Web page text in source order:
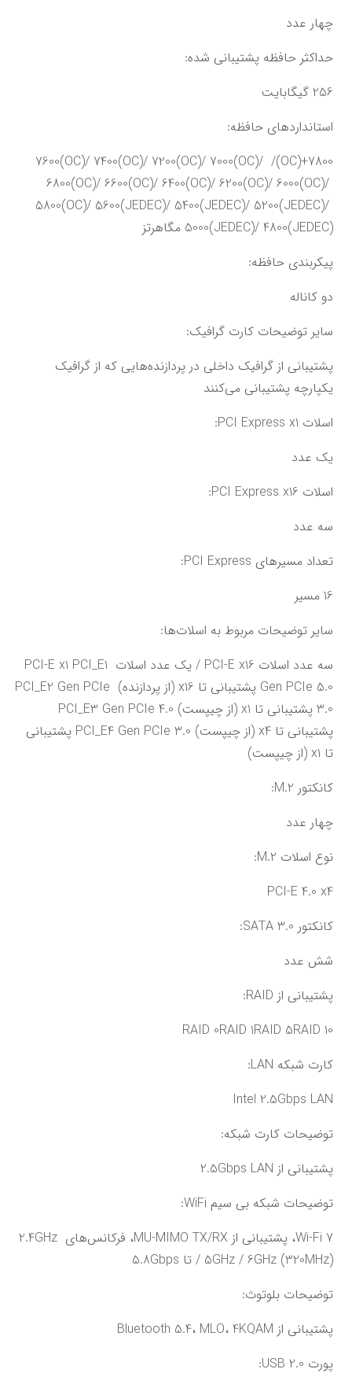
چهار عدد
حداکثر حافظه پشتیبانی شده:
256 گیگابایت
استانداردهای حافظه:
7800+(OC)/ 7600(OC)/ 7400(OC)/ 7200(OC)/ 7000(OC)/
6800(OC)/ 6600(OC)/ 6400(OC)/ 6200(OC)/ 6000(OC)/
5800(OC)/ 5600(JEDEC)/ 5400(JEDEC)/ 5200(JEDEC)/
5000(JEDEC)/ 4800(JEDEC) مگاهرتز
پیکربندی حافظه:
دو کاناله
سایر توضیحات کارت گرافیک:
یکپارچه پشتیبانی می‌کنند
اسلات PCI Express x1:
یک عدد
اسلات PCI Express x16:
سه عدد
تعداد مسیرهای PCI Express:
16 مسیر
سایر توضیحات مربوط به اسلات‌ها:
سه عدد اسلات PCI-E x16 / یک عدد اسلات PCI-E x1 PCI_E1
Gen PCIe 5.0 پشتیبانی تا x16 (از پردازنده) PCI_E2 Gen PCIe
تا x1 (از چیپست)
کانکتور M.2:
چهار عدد
نوع اسلات M.2:
PCI-E 4.0 x4
کانکتور SATA 3.0:
شش عدد
پشتیبانی از RAID:
RAID 0RAID 1RAID 5RAID 10
کارت شبکه LAN:
Intel 2.5Gbps LAN
توضیحات کارت شبکه:
پشتیبانی از 2.5Gbps LAN
توضیحات شبکه بی سیم WiFi:
Wi-Fi 7، پشتیبانی از MU-MIMO TX/RX، فرکانس‌های 2.4GHz
/ 5GHz / 6GHz (320MHz) تا 5.8Gbps
توضیحات بلوتوث:
پشتیبانی از Bluetooth 5.4، MLO، 4KQAM
پورت USB 2.0: